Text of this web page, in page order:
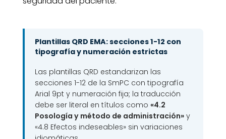
Plantillas QRD EMA: secciones 1-12 con
tipografía y numeración estrictas
Las plantillas QRD estandarizan las
secciones 1-12 de la SmPC con tipografía
Arial 9pt y numeración fija; la traducción
debe ser literal en títulos como «4.2
Posología y método de administración»y
«4.8 Efectos indeseables» sin variaciones